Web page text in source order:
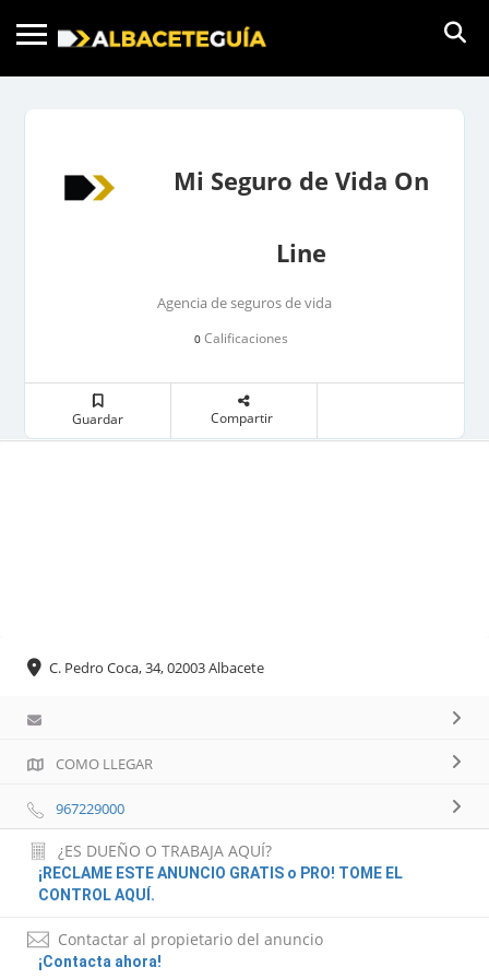
Mi Seguro de Vida On
Line
Agencia de seguros de vida
0 Calificaciones
Guardar Compartir
C. Pedro Coca, 34, 02003 Albacete
COMO LLEGAR
967229000
¿ES DUEÑO O TRABAJA AQUÍ?
¡RECLAME ESTE ANUNCIO GRATIS o PRO! TOME EL
CONTROL AQUÍ.
Contactar al propietario del anuncio
¡Contacta ahora!